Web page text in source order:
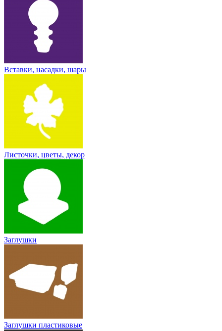
Вставки, насадки, шары
Листочки, цветы, декор
Заглушки
Заглушки пластиковые